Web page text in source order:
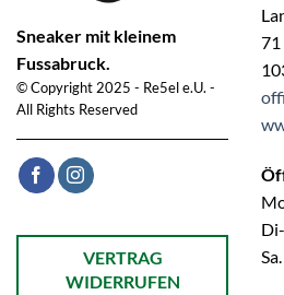
Sneaker mit kleinem
Fussabruck.
© Copyright 2025 - Re5el e.U. -
All Rights Reserved
Öffnet ein Dialogfenster mit dem
VERTRAG
WIDERRUFEN
71